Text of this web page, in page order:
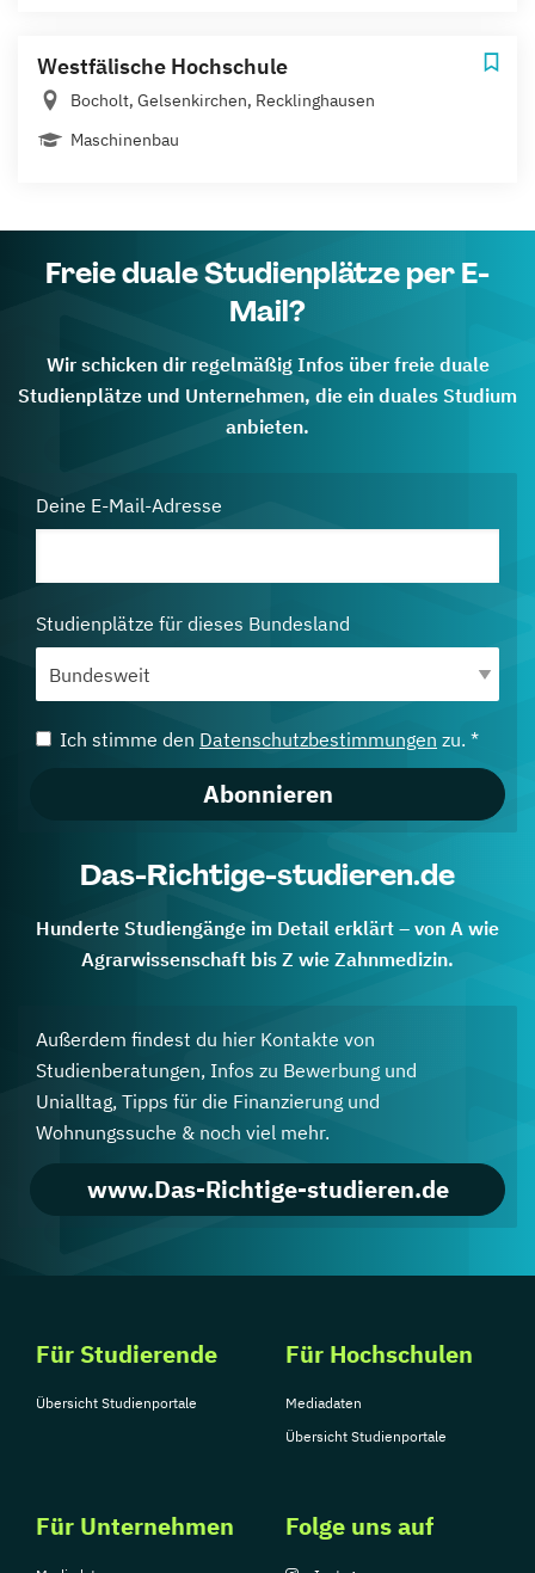
Westfälische Hochschule
Bocholt, Gelsenkirchen, Recklinghausen
Maschinenbau
Freie duale Studienplätze per E-
Mail?
Wir schicken dir regelmäßig Infos über freie duale
Studienplätze und Unternehmen, die ein duales Studium
anbieten.
Deine E-Mail-Adresse
Studienplätze für dieses Bundesland
Ich stimme den Datenschutzbestimmungen zu. *
Abonnieren
Das-Richtige-studieren.de
Hunderte Studiengänge im Detail erklärt – von A wie
Agrarwissenschaft bis Z wie Zahnmedizin.
Außerdem findest du hier Kontakte von
Studienberatungen, Infos zu Bewerbung und
Unialltag, Tipps für die Finanzierung und
Wohnungssuche & noch viel mehr.
www.Das-Richtige-studieren.de
Für Studierende
Übersicht Studienportale
Für Hochschulen
Mediadaten
Übersicht Studienportale
Für Unternehmen Folge uns auf